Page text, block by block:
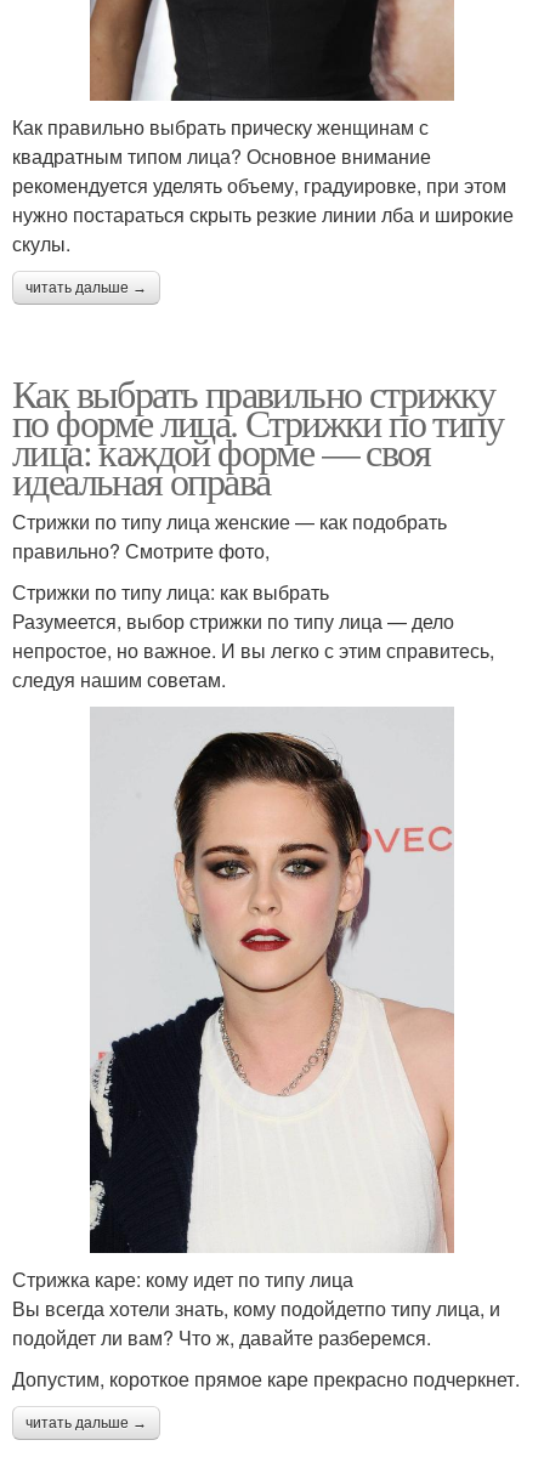
Как правильно выбрать прическу женщинам с
квадратным типом лица? Основное внимание
рекомендуется уделять объему, градуировке, при этом
нужно постараться скрыть резкие линии лба и широкие
скулы.
читать дальше →
Как выбрать правильно стрижку
по форме лица. Стрижки по типу
лица: каждой форме — своя
идеальная оправа
Стрижки по типу лица женские — как подобрать
правильно? Смотрите фото,
Стрижки по типу лица: как выбрать
Разумеется, выбор стрижки по типу лица — дело
непростое, но важное. И вы легко с этим справитесь,
следуя нашим советам.
Стрижка каре: кому идет по типу лица
Вы всегда хотели знать, кому подойдетпо типу лица, и
подойдет ли вам? Что ж, давайте разберемся.
Допустим, короткое прямое каре прекрасно подчеркнет.
читать дальше →